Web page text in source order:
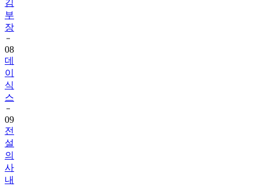
김
부
장
08
데
이
식
스
09
전
설
의
사
내